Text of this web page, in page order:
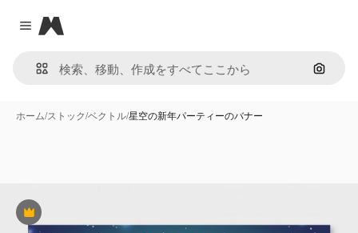
Close menu
Magnific
画像で
ホーム/ストック/ベクトル/星空の新年パーティーのバナー
Premium